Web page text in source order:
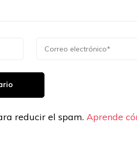
reducir el spam. Aprende